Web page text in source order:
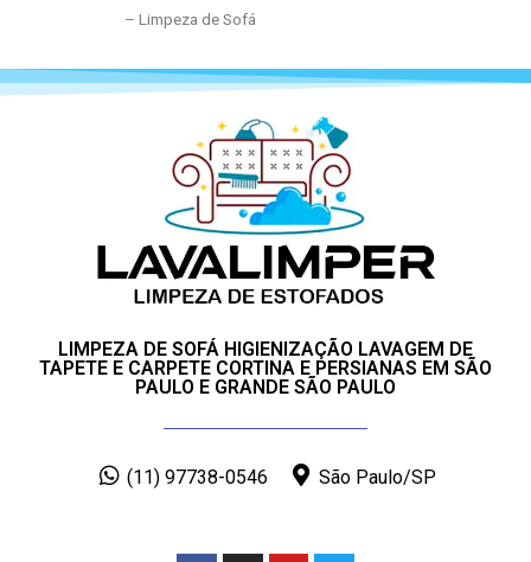
– Limpeza de Sofá
LIMPEZA DE SOFÁ HIGIENIZAÇÃO LAVAGEM DE
TAPETE E CARPETE CORTINA E PERSIANAS EM SÃO
PAULO E GRANDE SÃO PAULO
(11) 97738-0546 São Paulo/SP